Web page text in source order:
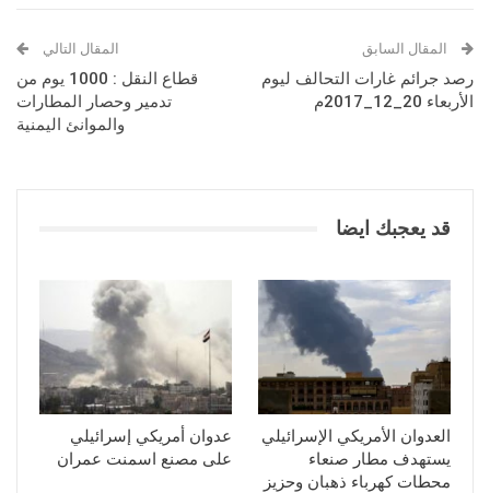
المقال السابق
رصد جرائم غارات التحالف ليوم
الأربعاء 20_12_2017م
المقال التالي
قطاع النقل : 1000 يوم من
تدمير وحصار المطارات
والموانئ اليمنية
قد يعجبك ايضا
العدوان الأمريكي الإسرائيلي
يستهدف مطار صنعاء
محطات كهرباء ذهبان وحزيز
عدوان أمريكي إسرائيلي
على مصنع اسمنت عمران